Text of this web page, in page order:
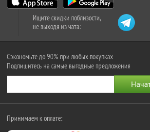
Ищите скидки поблизости,
не выходя из чата:
Сэкономьте до 90% при любых покупках
Подпишитесь на самые выгодные предложения
Принимаем к оплате: